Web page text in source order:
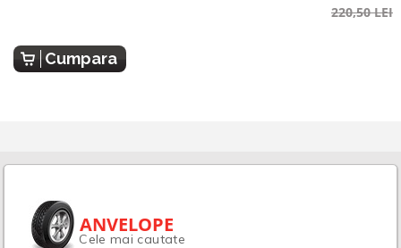
220,50 LEI
Cumpara
ANVELOPE
Cele mai cautate